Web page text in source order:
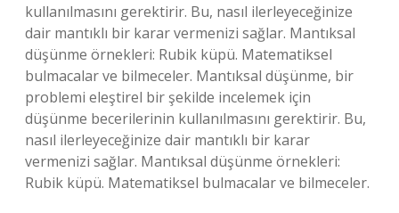
kullanılmasını gerektirir. Bu, nasıl ilerleyeceğinize
dair mantıklı bir karar vermenizi sağlar. Mantıksal
düşünme örnekleri: Rubik küpü. Matematiksel
bulmacalar ve bilmeceler. Mantıksal düşünme, bir
problemi eleştirel bir şekilde incelemek için
düşünme becerilerinin kullanılmasını gerektirir. Bu,
nasıl ilerleyeceğinize dair mantıklı bir karar
vermenizi sağlar. Mantıksal düşünme örnekleri:
Rubik küpü. Matematiksel bulmacalar ve bilmeceler.